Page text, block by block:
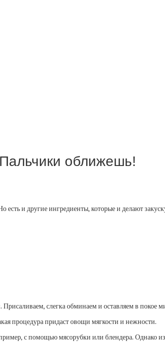
оближешь!
и другие ингредиенты, которые и делают
слегка обминаем и оставляем в покое
процедура придаст овощи мягкости и нежности.
с помощью мясорубки или блендера. Однако